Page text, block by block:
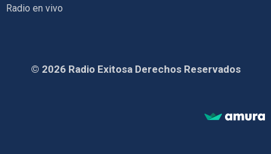
Radio en vivo
© 2026 Radio Exitosa Derechos Reservados